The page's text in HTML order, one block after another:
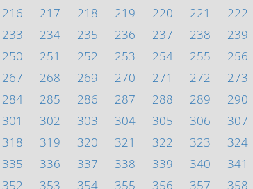
216 217 218 219 220 221 222
233 234 235 236 237 238 239
250 251 252 253 254 255 256
267 268 269 270 271 272 273
284 285 286 287 288 289 290
301 302 303 304 305 306 307
318 319 320 321 322 323 324
335 336 337 338 339 340 341
352 353 354 355 356 357 358